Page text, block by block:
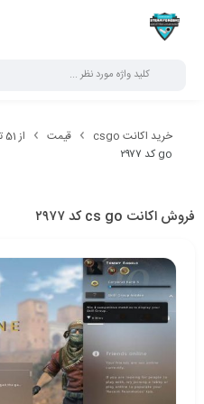
خرید اکانت csgo قیمت از 51 تا 100 هزار تومان
go کد ۲۹۷۷
فروش اکانت cs go کد ۲۹۷۷